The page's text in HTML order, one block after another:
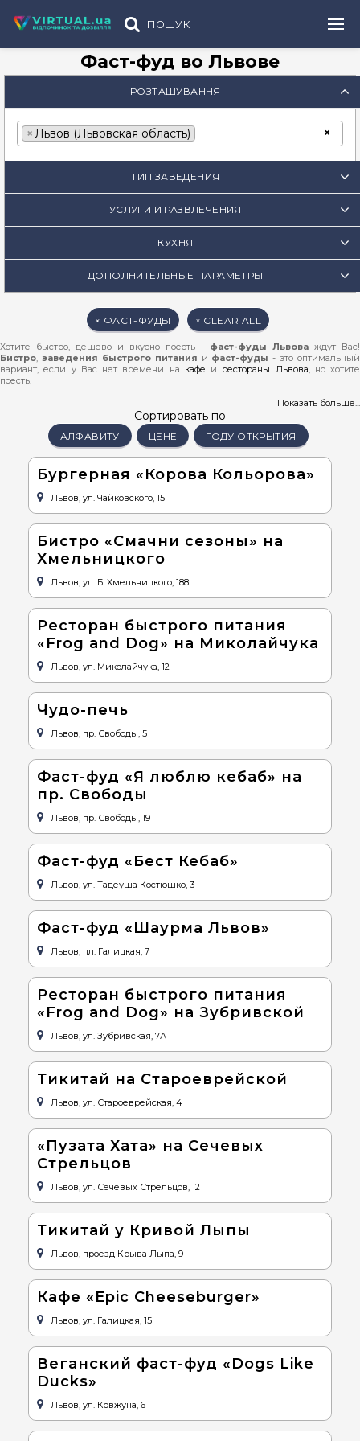
ПОШУК
Фаст-фуд во Львове
РОЗТАШУВАННЯ
×
×Львов (Львовская область)
ТИП ЗАВЕДЕНИЯ
УСЛУГИ И РАЗВЛЕЧЕНИЯ
КУХНЯ
ДОПОЛНИТЕЛЬНЫЕ ПАРАМЕТРЫ
× ФАСТ-ФУДЫ × CLEAR ALL
Хотите быстро, дешево и вкусно поесть - фаст-фуды Львова ждут Вас!
Бистро, заведения быстрого питания и фаст-фуды - это оптимальный
вариант, если у Вас нет времени на кафе и рестораны Львова, но хотите
поесть.
Свежие блюда, широкий ассортимент и невысокая цена - это хороший
вариант для туристов и путешественников, у которых нет много времени.
Среди бистро Львова есть заведения, где можно поесть блины и пиццу, а есть
и оригинальные заведения сукраинской,итальянскойили французской
кухней. И, что немаловажно, такой обед во Львове будет недорогим.
Большинство фаст-фудов ибистро во Львовестильно оформлены, а
вежливый персонал всегда рад помочь.
удивят! Домашняя и вкусная еда по приятной цене.
На нашем сайте можно воспользоваться подбором, который поможет выбрать
для Вас заведение с желаемыми условиями. Также здесь можно узнать
адреса бистро и фаст-фудов Львова, пересмотреть размещение на карте
график работы.
Показать больше...
Сортировать по
АЛФАВИТУ ЦЕНЕ ГОДУ ОТКРЫТИЯ
Бургерная «Корова Кольорова»
Львов, ул. Чайковского, 15
Бистро «Смачни сезоны» на
Хмельницкого
Львов, ул. Б. Хмельницкого, 188
Ресторан быстрого питания
«Frog and Dog» на Миколайчука
Львов, ул. Миколайчука, 12
Чудо-печь
Львов, пр. Свободы, 5
Фаст-фуд «Я люблю кебаб» на
пр. Свободы
Львов, пр. Свободы, 19
Фаст-фуд «Бест Кебаб»
Львов, ул. Тадеуша Костюшко, 3
Фаст-фуд «Шаурма Львов»
Львов, пл. Галицкая, 7
Ресторан быстрого питания
«Frog and Dog» на Зубривской
Львов, ул. Зубривская, 7А
Тикитай на Староеврейской
Львов, ул. Староеврейская, 4
«Пузата Хата» на Сечевых
Стрельцов
Львов, ул. Сечевых Стрельцов, 12
Тикитай у Кривой Лыпы
Львов, проезд Крыва Лыпа, 9
Кафе «Epic Cheeseburger»
Львов, ул. Галицкая, 15
Веганский фаст-фуд «Dogs Like
Ducks»
Львов, ул. Ковжуна, 6